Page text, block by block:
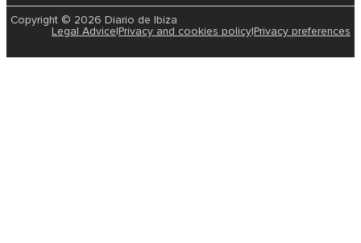
Copyright © 2026 Diario de Ibiza
Legal Advice Privacy and cookies policy Privacy preferences